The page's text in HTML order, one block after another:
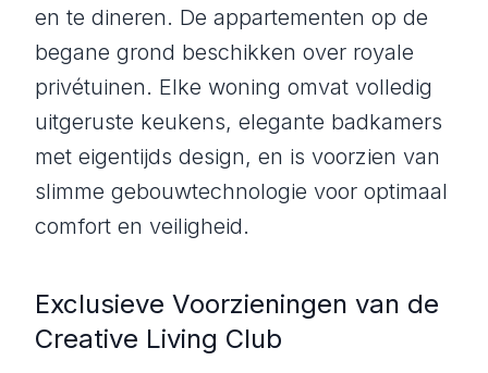
en te dineren. De appartementen op de
begane grond beschikken over royale
privétuinen. Elke woning omvat volledig
uitgeruste keukens, elegante badkamers
met eigentijds design, en is voorzien van
slimme gebouwtechnologie voor optimaal
comfort en veiligheid.
Exclusieve Voorzieningen van de
Creative Living Club